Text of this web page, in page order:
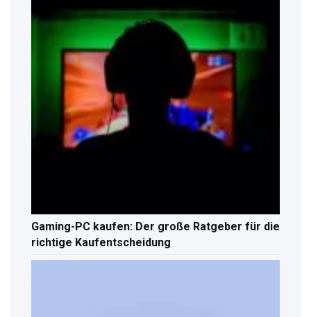
Gaming-PC kaufen: Der große Ratgeber für die
richtige Kaufentscheidung